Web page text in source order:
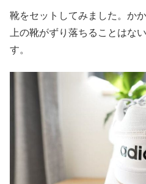
靴をセットしてみました。か
上の靴がずり落ちることはな
す。